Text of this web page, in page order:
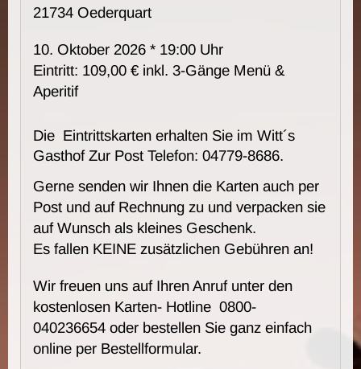
21734 Oederquart
10. Oktober 2026 * 19:00 Uhr
Eintritt: 109,00 € inkl. 3-Gänge Menü &
Aperitif
Die Eintrittskarten erhalten Sie im Witt´s
Gasthof Zur Post Telefon: 04779-8686.
Gerne senden wir Ihnen die Karten auch per
Post und auf Rechnung zu und verpacken sie
auf Wunsch als kleines Geschenk.
Es fallen KEINE zusätzlichen Gebühren an!
Wir freuen uns auf Ihren Anruf unter den
kostenlosen Karten- Hotline 0800-
040236654 oder bestellen Sie ganz einfach
online per Bestellformular.